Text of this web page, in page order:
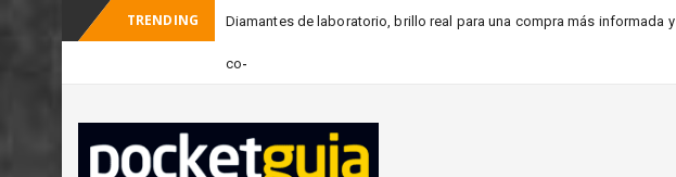
TRENDING Diamantes de laboratorio, brillo real para una compra más informada y
consciente